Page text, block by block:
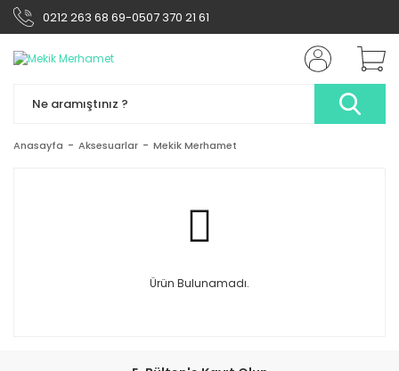
0212 263 68 69-0507 370 21 61
Anasayfa Aksesuarlar Mekik Merhamet
Ürün Bulunamadı.